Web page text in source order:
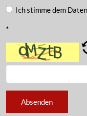
Ich stimme dem
*
Absenden